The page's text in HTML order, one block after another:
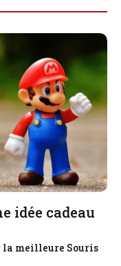
idée cadeau
la meilleure Souris